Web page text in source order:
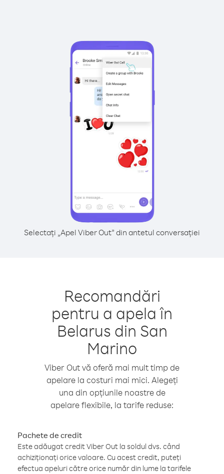
Selectați „Apel Viber Out” din antetul conversației
Recomandări
pentru a apela în
Belarus din San
Marino
Viber Out vă oferă mai mult timp de
apelare la costuri mai mici. Alegeți
una din opțiunile noastre de
apelare flexibile, la tarife reduse:
Pachete de credit
Este adăugat credit Viber Out la soldul dvs. când
achiziționați orice valoare. Cu acest credit, puteți
efectua apeluri către orice număr din lume la tarifele